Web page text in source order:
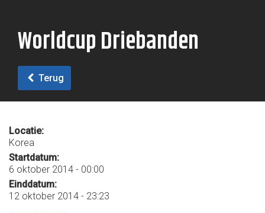
Worldcup Driebanden
Terug
Locatie:
Korea
Startdatum:
6 oktober 2014 - 00:00
Einddatum:
12 oktober 2014 - 23:23